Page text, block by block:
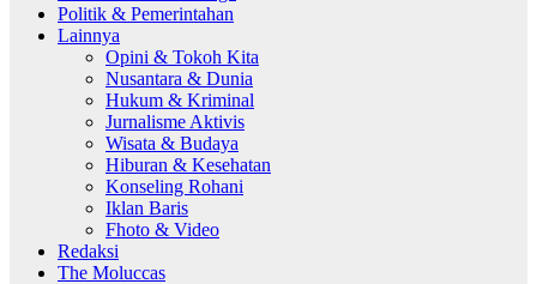
Politik & Pemerintahan
Lainnya
Opini & Tokoh Kita
Nusantara & Dunia
Hukum & Kriminal
Jurnalisme Aktivis
Wisata & Budaya
Hiburan & Kesehatan
Konseling Rohani
Iklan Baris
Fhoto & Video
Redaksi
The Moluccas